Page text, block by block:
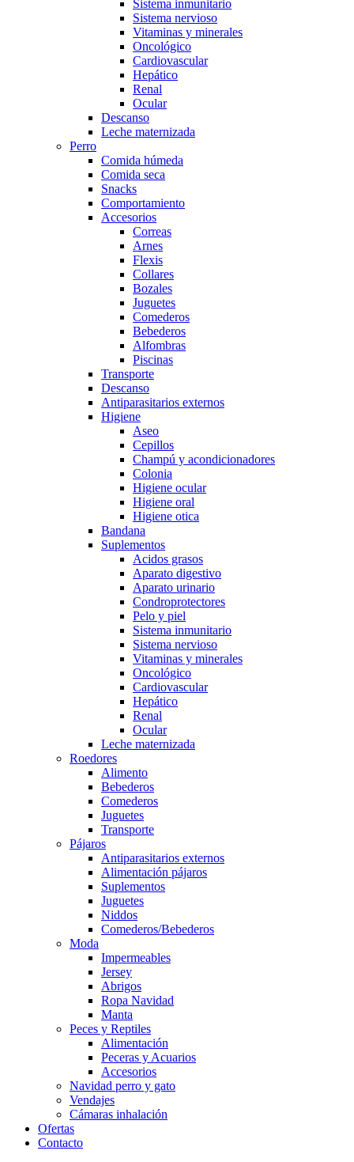
Sistema inmunitario
Sistema nervioso
Vitaminas y minerales
Oncológico
Cardiovascular
Hepático
Renal
Ocular
Descanso
Leche maternizada
Perro
Comida húmeda
Comida seca
Snacks
Comportamiento
Accesorios
Correas
Arnes
Flexis
Collares
Bozales
Juguetes
Comederos
Bebederos
Alfombras
Piscinas
Transporte
Descanso
Antiparasitarios externos
Higiene
Aseo
Cepillos
Champú y acondicionadores
Colonia
Higiene ocular
Higiene oral
Higiene otica
Bandana
Suplementos
Acidos grasos
Aparato digestivo
Aparato urinario
Condroprotectores
Pelo y piel
Sistema inmunitario
Sistema nervioso
Vitaminas y minerales
Oncológico
Cardiovascular
Hepático
Renal
Ocular
Leche maternizada
Roedores
Alimento
Bebederos
Comederos
Juguetes
Transporte
Pájaros
Antiparasitarios externos
Alimentación pájaros
Suplementos
Juguetes
Niddos
Comederos/Bebederos
Moda
Impermeables
Jersey
Abrigos
Ropa Navidad
Manta
Peces y Reptiles
Alimentación
Peceras y Acuarios
Accesorios
Navidad perro y gato
Vendajes
Cámaras inhalación
Ofertas
Contacto